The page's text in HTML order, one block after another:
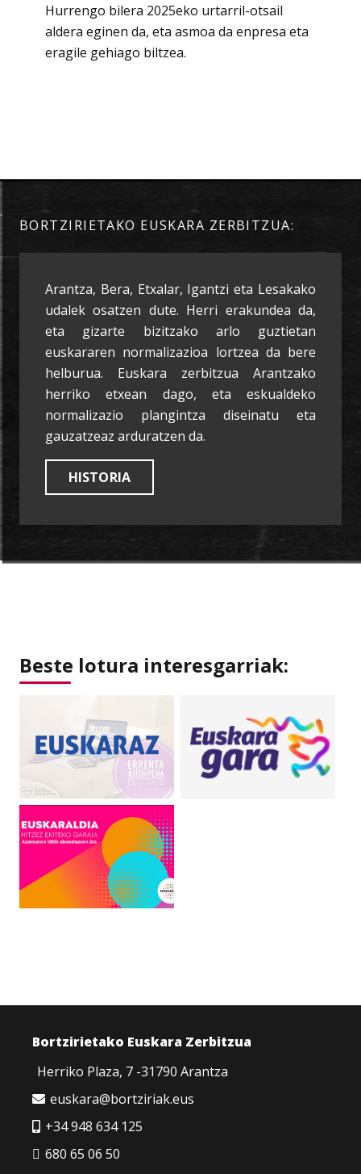
Hurrengo bilera 2025eko urtarril-otsail
aldera eginen da, eta asmoa da enpresa eta
eragile gehiago biltzea.
BORTZIRIETAKO EUSKARA ZERBITZUA:
Arantza, Bera, Etxalar, Igantzi eta Lesakako
udalek osatzen dute. Herri erakundea da,
eta gizarte bizitzako arlo guztietan
euskararen normalizazioa lortzea da bere
helburua. Euskara zerbitzua Arantzako
herriko etxean dago, eta eskualdeko
normalizazio plangintza diseinatu eta
gauzatzeaz arduratzen da.
HISTORIA
Beste lotura interesgarriak:
Bortzirietako Euskara Zerbitzua
Herriko Plaza, 7 -31790 Arantza
euskara@bortziriak.eus
+34 948 634 125
680 65 06 50